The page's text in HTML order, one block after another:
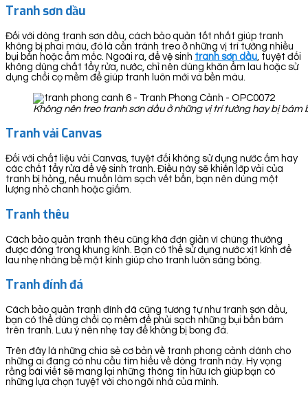
Tranh sơn dầu
Đối với dòng tranh sơn dầu, cách bảo quản tốt nhất giúp tranh
không bị phai màu, đó là cần tránh treo ở những vị trí tường nhiều
bụi bẩn hoặc ẩm mốc. Ngoài ra, để vệ sinh tranh sơn dầu, tuyệt đối
không dùng chất tẩy rửa, nước, chỉ nên dùng khăn ẩm lau hoặc sử
dụng chổi cọ mềm để giúp tranh luôn mới và bền màu.
Không nên treo tranh sơn dầu ở những vị trí tường hay bị bám
Tranh vải Canvas
Đối với chất liệu vải Canvas, tuyệt đối không sử dụng nước ấm hay
các chất tẩy rửa để vệ sinh tranh. Điều này sẽ khiến lớp vải của
tranh bị hỏng, nếu muốn làm sạch vết bẩn, bạn nên dùng một
lượng nhỏ chanh hoặc giấm.
Tranh thêu
Cách bảo quản tranh thêu cũng khá đơn giản vì chúng thường
được đóng trong khung kính. Bạn có thể sử dụng nước xịt kính để
lau nhẹ nhàng bề mặt kính giúp cho tranh luôn sáng bóng.
Tranh đính đá
Cách bảo quản tranh đính đá cũng tương tự như tranh sơn dầu,
bạn có thể dùng chổi cọ mềm để phủi sạch những bụi bẩn bám
trên tranh. Lưu ý nên nhẹ tay để không bị bong đá.
Trên đây là những chia sẻ cơ bản về tranh phong cảnh dành cho
những ai đang có nhu cầu tìm hiểu về dòng tranh này. Hy vọng
rằng bài viết sẽ mang lại những thông tin hữu ích giúp bạn có
những lựa chọn tuyệt vời cho ngôi nhà của mình.